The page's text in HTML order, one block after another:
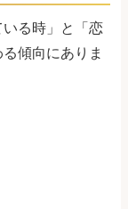
る時」と「恋
傾向にありま